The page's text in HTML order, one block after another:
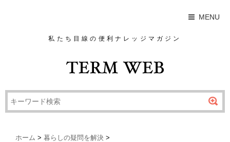
MENU
私たち目線の便利ナレッジマガジン
ホーム > 暮らしの疑問を解決 >